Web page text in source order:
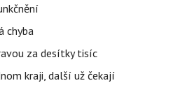
chyba
za desítky tisíc
kraji, další už čekají